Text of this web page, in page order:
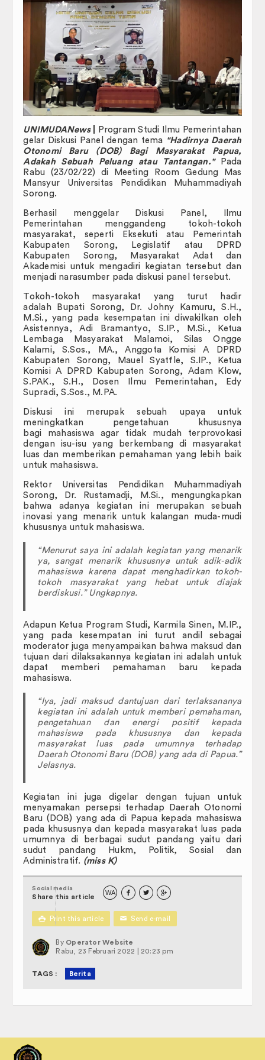
JADWAL PERKULIAHAN
SK PENASIHAT AKADEMIK
FORM PENGAJUAN MAHASISWA
Profil
Selayang Pandang
Visi & Misi
Sasaran dan Tujuan
Struktur Organisasi
Kemahasiswaan
Dewan Perwakilan Mahasiswa
Badan Eksekutif Mahasiswa
Publikasi
JIP Connectednees
FAIR.
RENCANA INDUK PENELITIN (RIP)
RENOP dan RENSTRA
LAPORAN CAPAIAN MUTU PENDIDIKAN
Galeri
DOWNLOAD
E-Certificate
Perpustakaan Digital
Pengurusan Surat
Panduan
Formulir
Surat Keputusan
Hubungi Kami
Pedoman dan Peraturan
KUMPULAN SOP (STANDARD
OPERATING PROCEDURE)
Administrasi Akademik Perkuliahan
UNIMUDANews|
Program Studi Ilmu Pemerintahan
gelar Diskusi Panel dengan tema "Hadirnya Daerah
Otonomi Baru (DOB) Bagi Masyarakat Papua,
Adakah Sebuah Peluang atau Tantangan."
Pada
Rabu (23/02/22) di Meeting Room Gedung Mas
Mansyur Universitas Pendidikan Muhammadiyah
Sorong.
Berhasil menggelar Diskusi Panel, Ilmu
Pemerintahan menggandeng tokoh-tokoh
masyarakat, seperti Eksekuti atau Pemerintah
Kabupaten Sorong, Legislatif atau DPRD
Kabupaten Sorong, Masyarakat Adat dan
Akademisi untuk mengadiri kegiatan tersebut dan
menjadi narasumber pada diskusi panel tersebut.
Tokoh-tokoh masyarakat yang turut hadir
adalah Bupati Sorong, Dr. Johny Kamuru, S.H.,
M.Si., yang pada kesempatan ini diwakilkan oleh
Asistennya, Adi Bramantyo, S.IP., M.Si., Ketua
Lembaga Masyarakat Malamoi, Silas Ongge
Kalami, S.Sos., MA., Anggota Komisi A DPRD
Kabupaten Sorong, Mauel Syatfle, S.IP., Ketua
Komisi A DPRD Kabupaten Sorong, Adam Klow,
S.PAK., S.H., Dosen Ilmu Pemerintahan, Edy
Supradi, S.Sos., M.PA.
Diskusi ini merupak sebuah upaya untuk
meningkatkan pengetahuan khususnya
bagi mahasiswa agar tidak mudah terprovokasi
dengan isu-isu yang berkembang di masyarakat
luas dan memberikan pemahaman yang lebih baik
untuk mahasiswa.
Rektor Universitas Pendidikan Muhammadiyah
Sorong, Dr. Rustamadji, M.Si., mengungkapkan
bahwa adanya kegiatan ini merupakan sebuah
inovasi yang menarik untuk kalangan muda-mudi
khususnya untuk mahasiswa.
“Menurut saya ini adalah kegiatan yang menarik
ya, sangat menarik khususnya untuk adik-adik
mahasiswa karena dapat menghadirkan tokoh-
tokoh masyarakat yang hebat untuk diajak
berdiskusi.” Ungkapnya.
Adapun Ketua Program Studi, Karmila Sinen, M.IP.,
yang pada kesempatan ini turut andil sebagai
moderator juga menyampaikan bahwa maksud dan
tujuan dari dilaksakannya kegiatan ini adalah untuk
dapat memberi pemahaman baru kepada
mahasiswa.
“Iya, jadi maksud dantujuan dari terlaksananya
kegiatan ini adalah untuk memberi pemahaman,
pengetahuan dan energi positif kepada
mahasiswa pada khususnya dan kepada
masyarakat luas pada umumnya terhadap
Daerah Otonomi Baru (DOB) yang ada di Papua.”
Jelasnya.
Kegiatan ini juga digelar dengan tujuan untuk
menyamakan persepsi terhadap Daerah Otonomi
Baru (DOB) yang ada di Papua kepada mahasiswa
pada khususnya dan kepada masyarakat luas pada
umumnya di berbagai sudut pandang yaitu dari
sudut pandang Hukm, Politik, Sosial dan
Administratif. (miss K)
Social media
Share this article
WA   
 Print this article ✉ Send e-mail
By Operator Website
Rabu, 23 Februari 2022 | 20:23 pm
TAGS : Berita